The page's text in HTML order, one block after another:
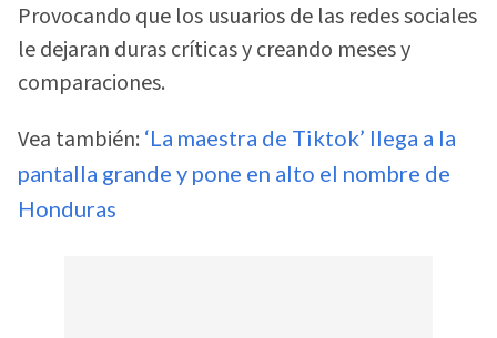
Provocando que los usuarios de las redes sociales
le dejaran duras críticas y creando meses y
comparaciones.
Vea también: ‘La maestra de Tiktok’ llega a la
pantalla grande y pone en alto el nombre de
Honduras